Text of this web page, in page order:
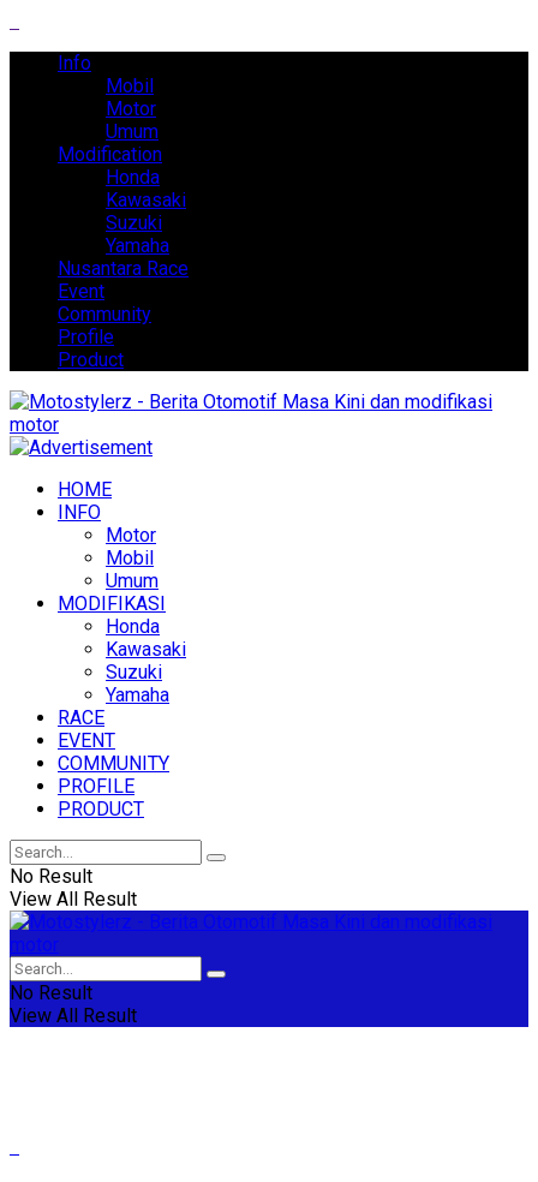
Info
Mobil
Motor
Umum
Modification
Honda
Kawasaki
Suzuki
Yamaha
Nusantara Race
Event
Community
Profile
Product
HOME
INFO
Motor
Mobil
Umum
MODIFIKASI
Honda
Kawasaki
Suzuki
Yamaha
RACE
EVENT
COMMUNITY
PROFILE
PRODUCT
No Result
View All Result
No Result
View All Result